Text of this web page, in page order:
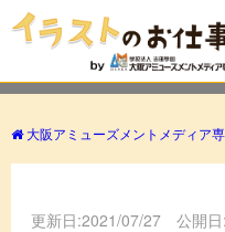
大阪アミューズメントメディア
更新日:2021/07/27 公開